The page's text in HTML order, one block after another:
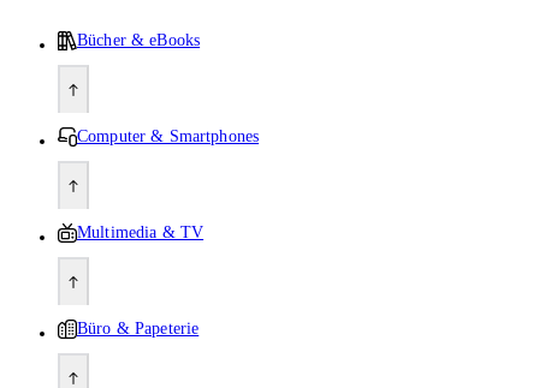
Bücher & eBooks
Computer & Smartphones
Multimedia & TV
Büro & Papeterie